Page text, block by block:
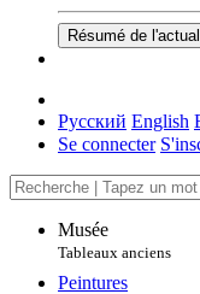
Résumé de
Русский English
Se connecter
Musée
Tableaux anciens
Peintures